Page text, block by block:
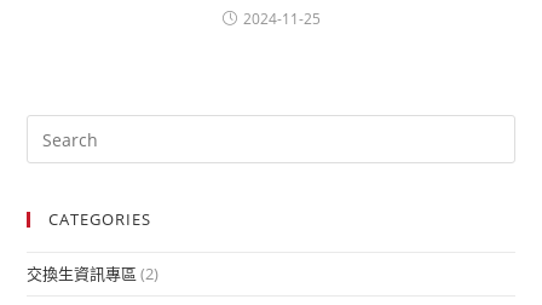
2024-11-25
CATEGORIES
交換生資訊專區 (2)